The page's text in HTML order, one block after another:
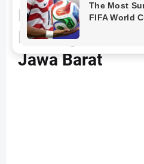
Foto Jembatan
Hubungkan
Jawa Barat